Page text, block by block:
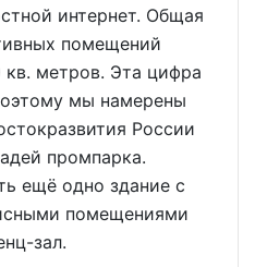
интернет. Общая
помещений
кв. метров. Эта цифра
мы намерены
России
промпарка.
ещё одно здание с
помещениями
зал.